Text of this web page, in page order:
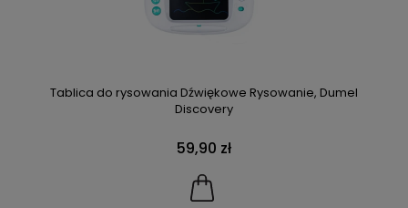
Tablica do rysowania Dźwiękowe Rysowanie, Dumel
Discovery
59,90 zł